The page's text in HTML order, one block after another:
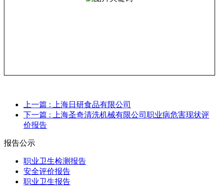
上一篇 : 上海日研食品有限公司
下一篇 : 上海圣奇清洗机械有限公司职业病危害现状评
价报告
报告公示
职业卫生检测报告
安全评价报告
职业卫生报告